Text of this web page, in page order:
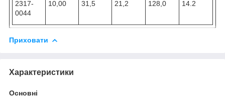
2317-
0044
10,00 31,5 21,2 128,0 14.2
Приховати
Характеристики
Основні